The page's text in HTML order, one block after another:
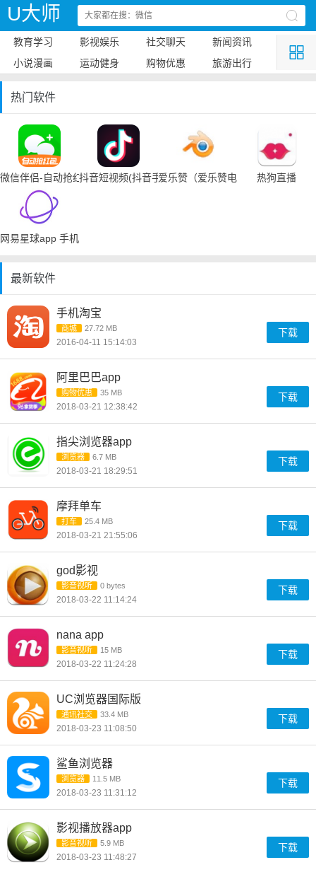
U大师
教育学习 影视娱乐 社交聊天
新闻资讯
小说漫画
运动健身 购物优惠 旅游出行
热门软件
微信伴侣-自动抢红包抖音短视频(抖音手机下载)爱乐赞（爱乐赞电脑手机下载）
热狗直播
网易星球app 手机下载
最新软件
手机淘宝
商城 27.72 MB
2016-04-11 15:14:03
下载
阿里巴巴app
购物优惠 35 MB
2018-03-21 12:38:42
下载
指尖浏览器app
浏览器 6.7 MB
2018-03-21 18:29:51
下载
摩拜单车
打车 25.4 MB
2018-03-21 21:55:06
下载
god影视
影音视听 0 bytes
2018-03-22 11:14:24
下载
nana app
影音视听 15 MB
2018-03-22 11:24:28
下载
UC浏览器国际版
通讯社交 33.4 MB
2018-03-23 11:08:50
下载
鲨鱼浏览器
浏览器 11.5 MB
2018-03-23 11:31:12
下载
影视播放器app
影音视听 5.9 MB
2018-03-23 11:48:27
下载